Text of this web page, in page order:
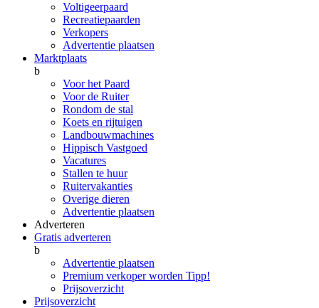
Voltigeerpaard
Recreatiepaarden
Verkopers
Advertentie plaatsen
Marktplaats
b
Voor het Paard
Voor de Ruiter
Rondom de stal
Koets en rijtuigen
Landbouwmachines
Hippisch Vastgoed
Vacatures
Stallen te huur
Ruitervakanties
Overige dieren
Advertentie plaatsen
Adverteren
Gratis adverteren
b
Advertentie plaatsen
Premium verkoper worden Tipp!
Prijsoverzicht
Prijsoverzicht